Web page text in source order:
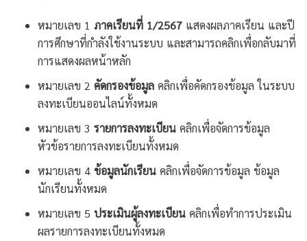
หมายเลข 1 ภาคเรียนที่ 1/2567 แสดงผลภาคเรียน และปี
การศึกษาที่กำลังใช้งานระบบ และสามารถคลิกเพื่อกลับมาที่
การแสดงผลหน้าหลัก
หมายเลข 2 คัดกรองข้อมูล คลิกเพื่อคัดกรองข้อมูล ในระบบ
ลงทะเบียนออนไลน์ทั้งหมด
หมายเลข 3 รายการลงทะเบียน คลิกเพื่อจัดการข้อมูล
หัวข้อรายการลงทะเบียนทั้งหมด
หมายเลข 4 ข้อมูลนักเรียน คลิกเพื่อจัดการข้อมูล ข้อมูล
นักเรียนทั้งหมด
หมายเลข 5 ประเมินผู้ลงทะเบียน คลิกเพื่อทำการประเมิน
ผลรายการลงทะเบียนทั้งหมด